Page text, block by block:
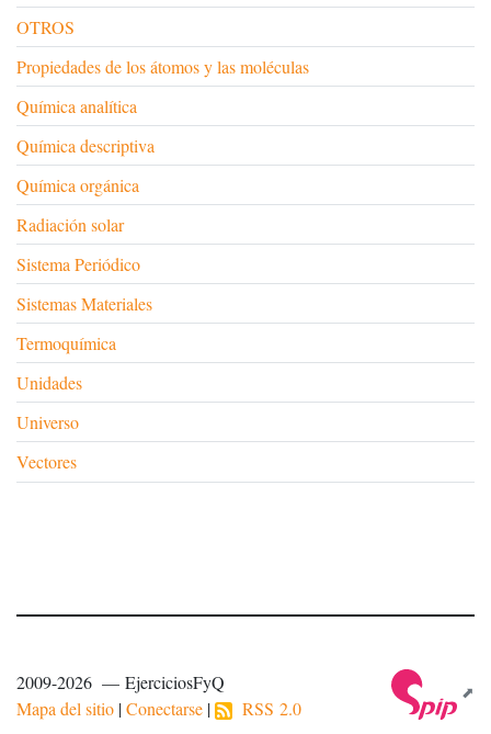
OTROS
Propiedades de los átomos y las moléculas
Química analítica
Química descriptiva
Química orgánica
Radiación solar
Sistema Periódico
Sistemas Materiales
Termoquímica
Unidades
Universo
Vectores
2009-2026 — EjerciciosFyQ
Mapa del sitio |Conectarse | RSS 2.0